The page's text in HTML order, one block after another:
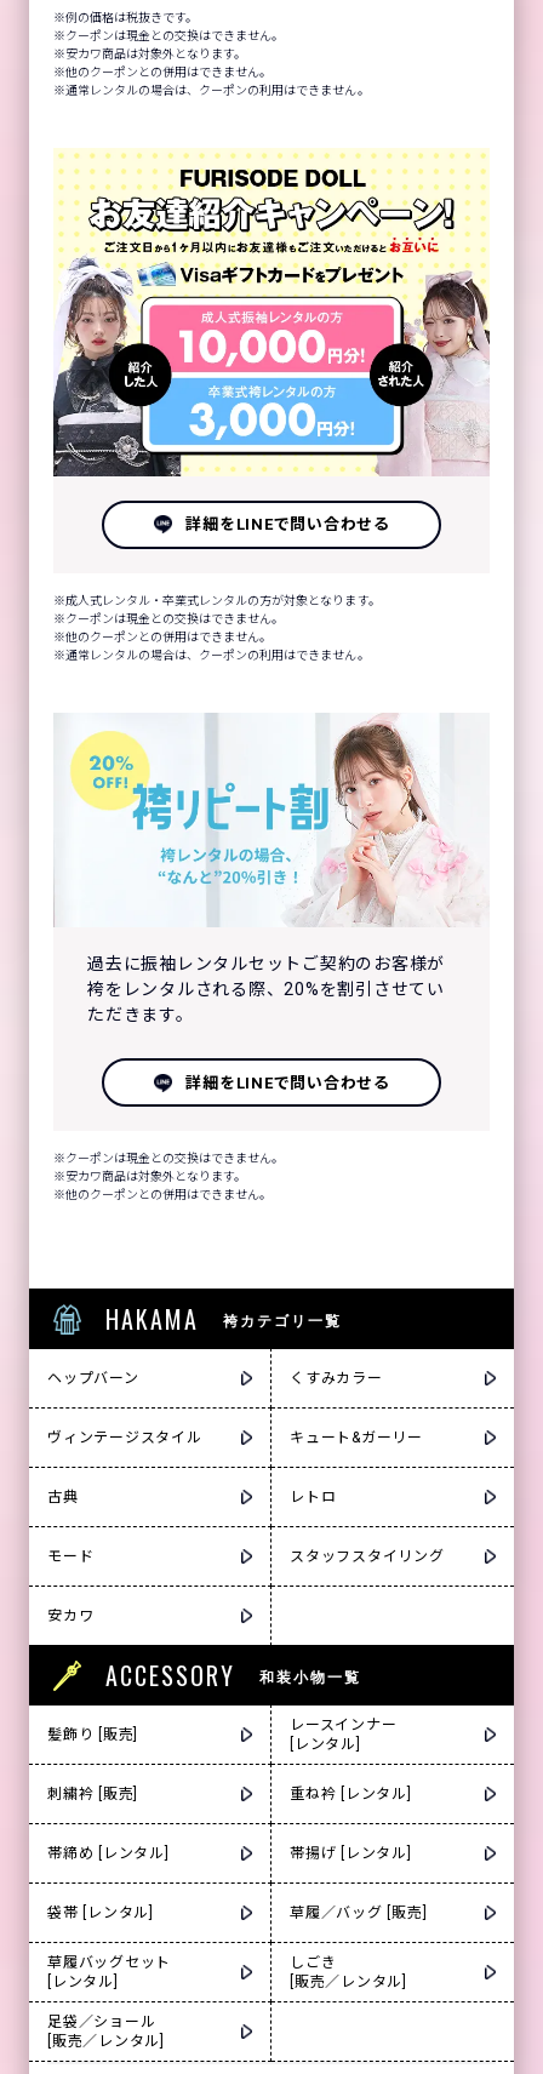
例の価格は税抜きです。
クーポンは現金との交換はできません。
安カワ商品は対象外となります。
他のクーポンとの併用はできません。
通常レンタルの場合は、クーポンの利用はできません。
詳細をLINEで問い合わせる
成人式レンタル・卒業式レンタルの方が対象となります。
クーポンは現金との交換はできません。
他のクーポンとの併用はできません。
通常レンタルの場合は、クーポンの利用はできません。
過去に振袖レンタルセットご契約のお客様が
袴をレンタルされる際、20%を割引させてい
ただきます。
詳細をLINEで問い合わせる
クーポンは現金との交換はできません。
安カワ商品は対象外となります。
他のクーポンとの併用はできません。
HAKAMA 袴カテゴリ一覧
ヘップバーン くすみカラー
ヴィンテージスタイル キュート&ガーリー
古典 レトロ
モード スタッフスタイリング
安カワ
ACCESSORY 和装小物一覧
髪飾り [販売]
レースインナー
[レンタル]
刺繍衿 [販売] 重ね衿 [レンタル]
帯締め [レンタル] 帯揚げ [レンタル]
袋帯 [レンタル] 草履／バッグ [販売]
草履バッグセット
[レンタル]
しごき
[販売／レンタル]
足袋／ショール
[販売／レンタル]